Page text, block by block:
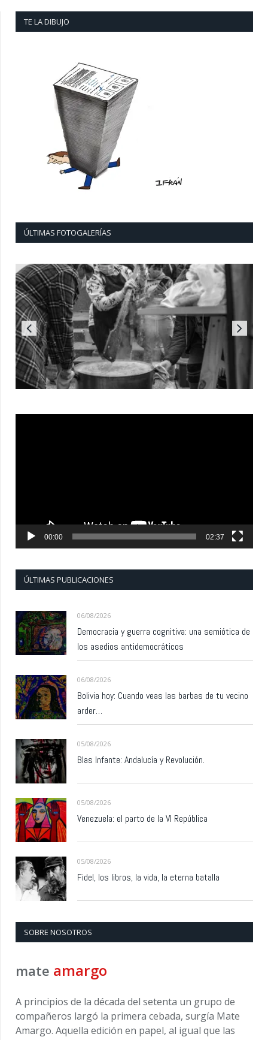
TE LA DIBUJO
ÚLTIMAS FOTOGALERÍAS
00:00 02:37
ÚLTIMAS PUBLICACIONES
06/08/2026
Democracia y guerra cognitiva: una semiótica de
los asedios antidemocráticos
06/08/2026
Bolivia hoy: Cuando veas las barbas de tu vecino
arder…
05/08/2026
Blas Infante: Andalucía y Revolución.
05/08/2026
Venezuela: el parto de la VI República
05/08/2026
Fidel, los libros, la vida, la eterna batalla
SOBRE NOSOTROS
mate amargo
A principios de la década del setenta un grupo de
compañeros largó la primera cebada, surgía Mate
Amargo. Aquella edición en papel, al igual que las